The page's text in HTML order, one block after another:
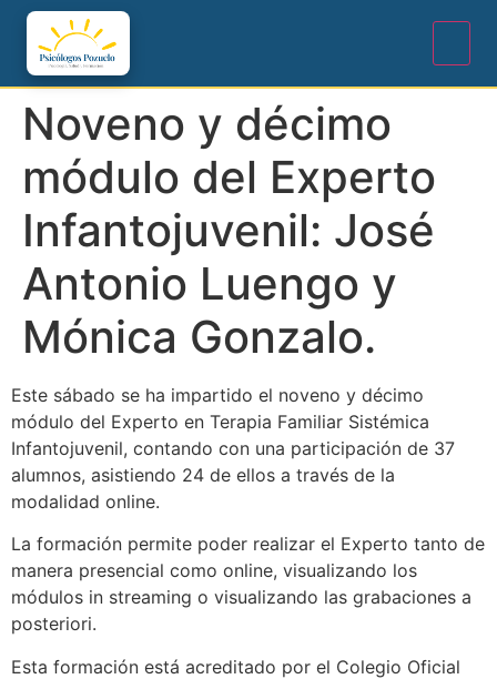
Noveno y décimo
módulo del Experto
Infantojuvenil: José
Antonio Luengo y
Mónica Gonzalo.
Este sábado se ha impartido el noveno y décimo
módulo del Experto en Terapia Familiar Sistémica
Infantojuvenil, contando con una participación de 37
alumnos, asistiendo 24 de ellos a través de la
modalidad online.
La formación permite poder realizar el Experto tanto de
manera presencial como online, visualizando los
módulos in streaming o visualizando las grabaciones a
posteriori.
Esta formación está acreditado por el Colegio Oficial